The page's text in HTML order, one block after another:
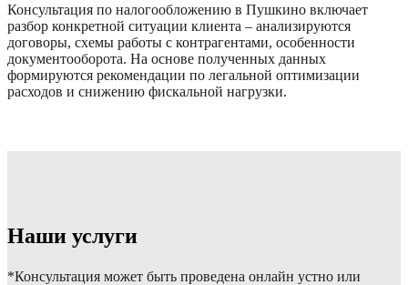
Консультация по налогообложению в Пушкино включает
разбор конкретной ситуации клиента – анализируются
договоры, схемы работы с контрагентами, особенности
документооборота. На основе полученных данных
формируются рекомендации по легальной оптимизации
расходов и снижению фискальной нагрузки.
Наши услуги
*Консультация может быть проведена онлайн устно или